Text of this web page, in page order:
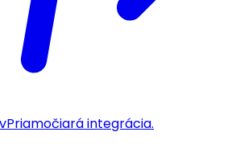
Priamočiará integrácia.